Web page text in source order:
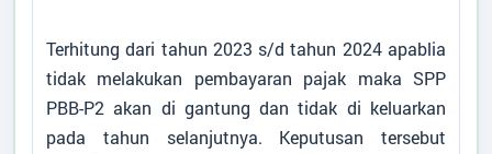
Terhitung dari tahun 2023 s/d tahun 2024 apablia
tidak melakukan pembayaran pajak maka SPP
PBB-P2 akan di gantung dan tidak di keluarkan
pada tahun selanjutnya. Keputusan tersebut